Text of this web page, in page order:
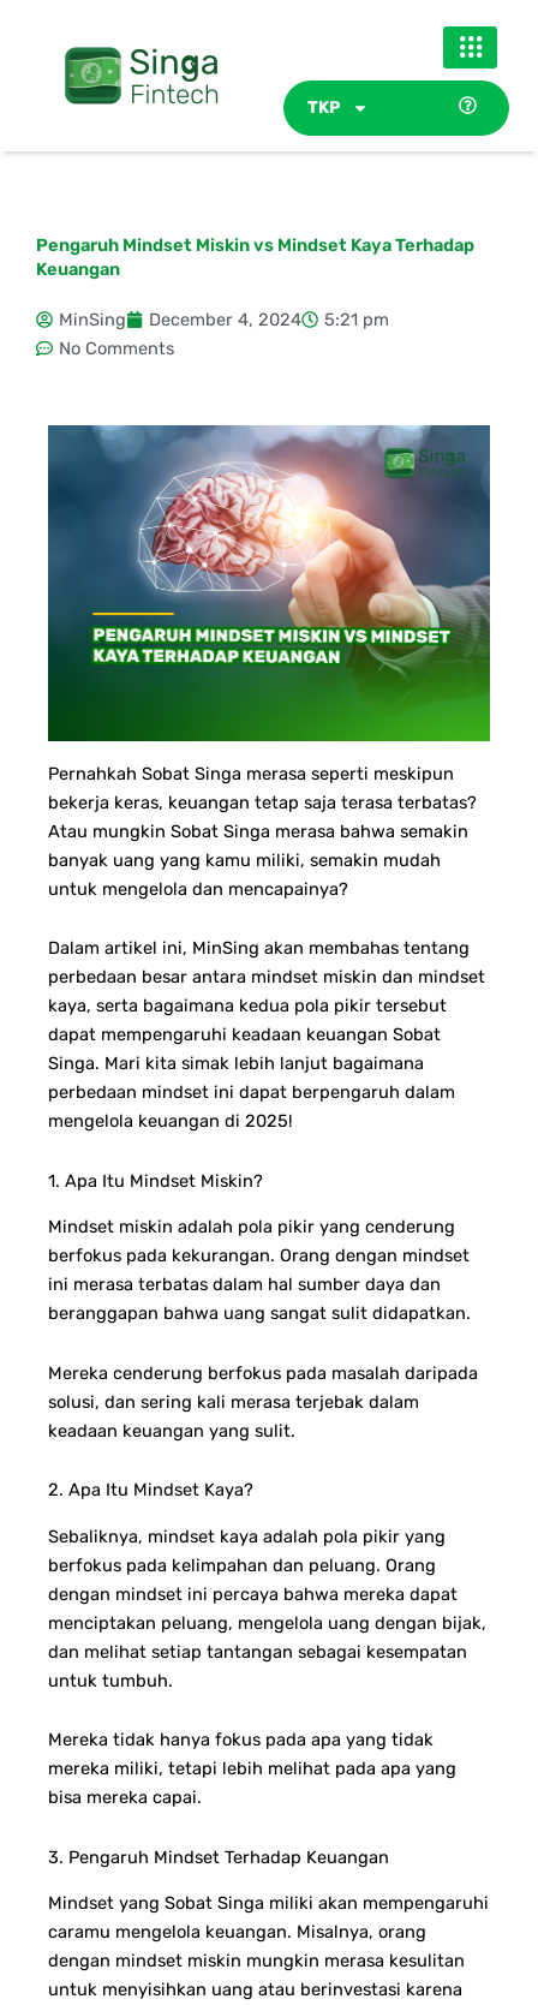
TKP
Pengaruh Mindset Miskin vs Mindset Kaya Terhadap
Keuangan
MinSing December 4, 2024
5:21 pm
No Comments
Pernahkah Sobat Singa merasa seperti meskipun
bekerja keras, keuangan tetap saja terasa terbatas?
Atau mungkin Sobat Singa merasa bahwa semakin
banyak uang yang kamu miliki, semakin mudah
untuk mengelola dan mencapainya?
Dalam artikel ini, MinSing akan membahas tentang
perbedaan besar antara mindset miskin dan mindset
kaya, serta bagaimana kedua pola pikir tersebut
dapat mempengaruhi keadaan keuangan Sobat
Singa. Mari kita simak lebih lanjut bagaimana
perbedaan mindset ini dapat berpengaruh dalam
mengelola keuangan di 2025!
1. Apa Itu Mindset Miskin?
Mindset miskin adalah pola pikir yang cenderung
berfokus pada kekurangan. Orang dengan mindset
ini merasa terbatas dalam hal sumber daya dan
beranggapan bahwa uang sangat sulit didapatkan.
Mereka cenderung berfokus pada masalah daripada
solusi, dan sering kali merasa terjebak dalam
keadaan keuangan yang sulit.
2. Apa Itu Mindset Kaya?
Sebaliknya, mindset kaya adalah pola pikir yang
berfokus pada kelimpahan dan peluang. Orang
dengan mindset ini percaya bahwa mereka dapat
menciptakan peluang, mengelola uang dengan bijak,
dan melihat setiap tantangan sebagai kesempatan
untuk tumbuh.
Mereka tidak hanya fokus pada apa yang tidak
mereka miliki, tetapi lebih melihat pada apa yang
bisa mereka capai.
3. Pengaruh Mindset Terhadap Keuangan
Mindset yang Sobat Singa miliki akan mempengaruhi
caramu mengelola keuangan. Misalnya, orang
dengan mindset miskin mungkin merasa kesulitan
untuk menyisihkan uang atau berinvestasi karena